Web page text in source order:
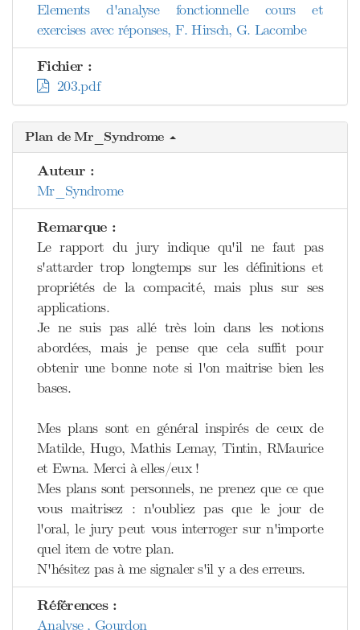
Elements d'analyse fonctionnelle cours et
exercises avec réponses, F. Hirsch, G. Lacombe
Fichier :
203.pdf
Plan de Mr_Syndrome
Auteur :
Mr_Syndrome
Remarque :
Le rapport du jury indique qu'il ne faut pas
s'attarder trop longtemps sur les définitions et
propriétés de la compacité, mais plus sur ses
applications.
Je ne suis pas allé très loin dans les notions
abordées, mais je pense que cela suffit pour
obtenir une bonne note si l'on maitrise bien les
bases.
Mes plans sont en général inspirés de ceux de
Matilde, Hugo, Mathis Lemay, Tintin, RMaurice
et Ewna. Merci à elles/eux !
Mes plans sont personnels, ne prenez que ce que
vous maitrisez : n'oubliez pas que le jour de
l'oral, le jury peut vous interroger sur n'importe
quel item de votre plan.
N'hésitez pas à me signaler s'il y a des erreurs.
Références :
Analyse , Gourdon